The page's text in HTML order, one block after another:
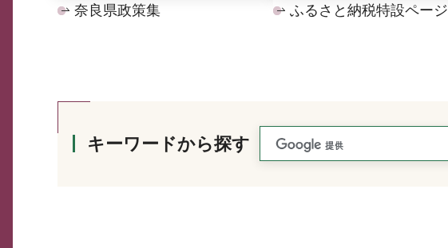
奈良県政策集 ふるさと納税特設ページ
キーワードから探す